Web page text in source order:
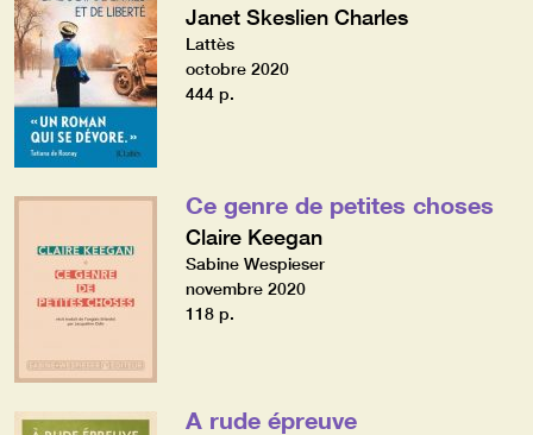
Janet Skeslien Charles
Lattès
octobre 2020
444 p.
Ce genre de petites choses
Claire Keegan
Sabine Wespieser
novembre 2020
118 p.
A rude épreuve